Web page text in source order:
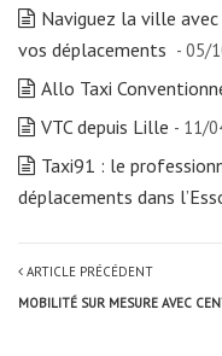
Naviguez la ville
vos déplacements - 05/
Allo Taxi
VTC depuis Lille - 11/
Taxi91 : le
déplacements dans
ARTICLE PRÉCÉDENT
MOBILITÉ SUR MESURE AVEC